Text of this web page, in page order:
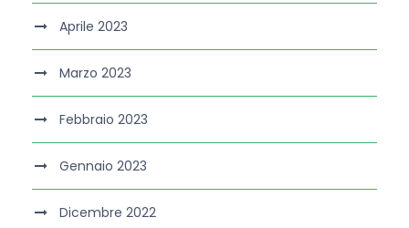
Aprile 2023
Marzo 2023
Febbraio 2023
Gennaio 2023
Dicembre 2022